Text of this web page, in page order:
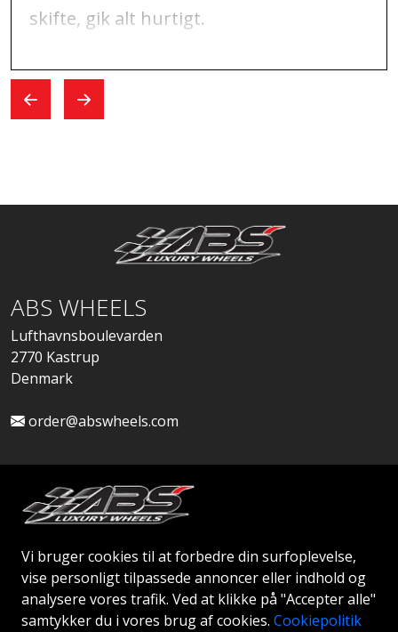
Vi bruger cookies til at forbedre din surfoplevelse,
vise personligt tilpassede annoncer eller indhold og
analysere vores trafik. Ved at klikke på "Accepter alle"
samtykker du i vores brug af cookies. Cookiepolitik
skifte, gik alt hurtigt.
ABS WHEELS
Lufthavnsboulevarden
2770 Kastrup
Denmark
order@abswheels.com
Ansøg om Firmakonto